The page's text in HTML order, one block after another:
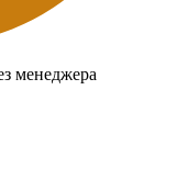
менеджера